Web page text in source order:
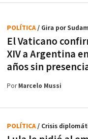
El Vaticano
XIV a Argentina
años sin
POLÍTICA/ Gira por
PorMarcelo Mussi
POLÍTICA/ Crisis